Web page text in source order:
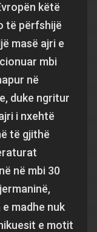
këtë
të përfshijë
masë ajri e
mbi
në
duke ngritur
i nxehtë
të gjithë
në mbi 30
madhe nuk
e motit